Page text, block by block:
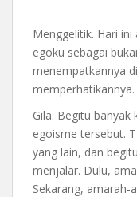
Menggelitik. Hari
egoku sebagai
menempatkannya
memperhatikannya.
Gila. Begitu banyak
egoisme tersebut.
yang lain, dan
menjalar. Dulu,
Sekarang, amarah-